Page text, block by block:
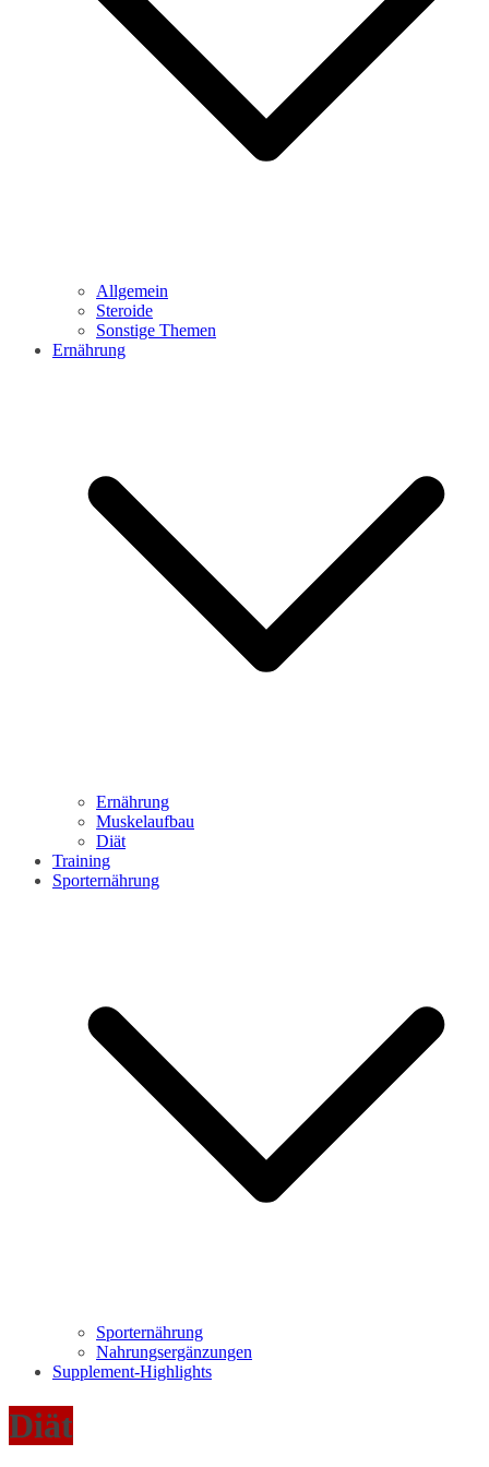
Allgemein
Steroide
Sonstige Themen
Ernährung
Ernährung
Muskelaufbau
Diät
Training
Sporternährung
Sporternährung
Nahrungsergänzungen
Supplement-Highlights
Diät